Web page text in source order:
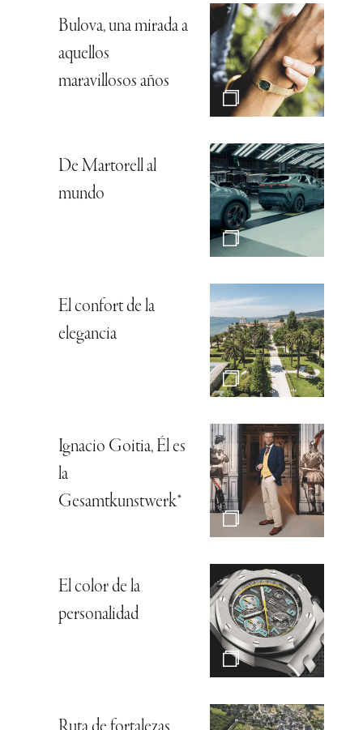
Bulova, una mirada a
aquellos
maravillosos años
De Martorell al
mundo
El confort de la
elegancia
Ignacio Goitia, Él es
la
Gesamtkunstwerk*
El color de la
personalidad